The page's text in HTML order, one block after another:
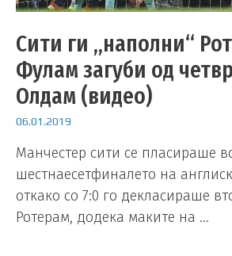
Сити ги „наполни“
Фулам загуби од
Олдам (видео)
06.01.2019
Манчестер сити се пласираше
шестнаесетфиналето на
откако со 7:0 го декласираше
Ротерам, додека маките на …